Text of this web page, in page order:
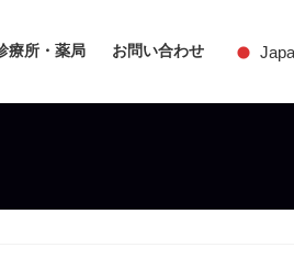
療所・薬局 お問い合わせ